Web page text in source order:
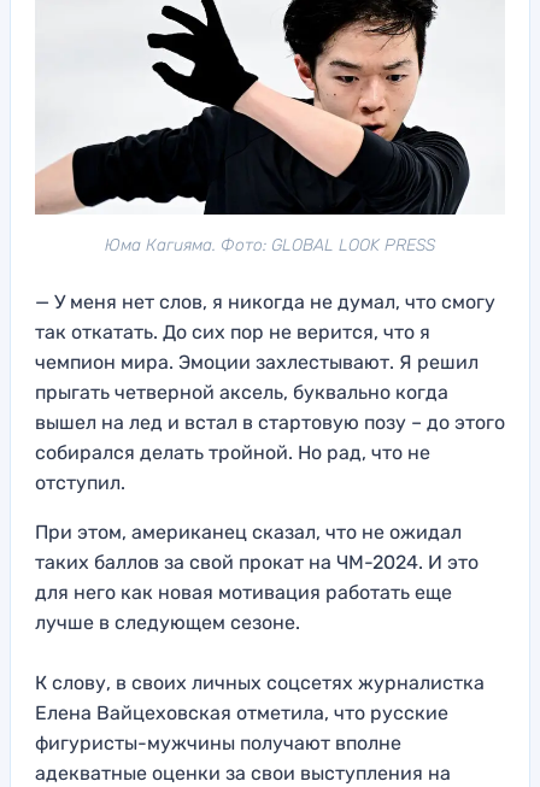
Юма Кагияма. Фото: GLOBAL LOOK PRESS
— У меня нет слов, я никогда не думал, что смогу
так откатать. До сих пор не верится, что я
чемпион мира. Эмоции захлестывают. Я решил
прыгать четверной аксель, буквально когда
вышел на лед и встал в стартовую позу – до этого
собирался делать тройной. Но рад, что не
отступил.
При этом, американец сказал, что не ожидал
таких баллов за свой прокат на ЧМ-2024. И это
для него как новая мотивация работать еще
лучше в следующем сезоне.
К слову, в своих личных соцсетях журналистка
Елена Вайцеховская отметила, что русские
фигуристы-мужчины получают вполне
адекватные оценки за свои выступления на